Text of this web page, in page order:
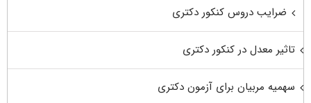
ضرایب دروس کنکور دکتری
تاثیر معدل در کنکور دکتری
سهمیه مربیان برای آزمون دکتری